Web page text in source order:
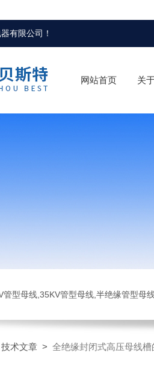
有限公司 ！
网站首页 关
管型母线,35KV管型母线,半绝缘管型母
技术文章 > 全绝缘封闭式高压母线